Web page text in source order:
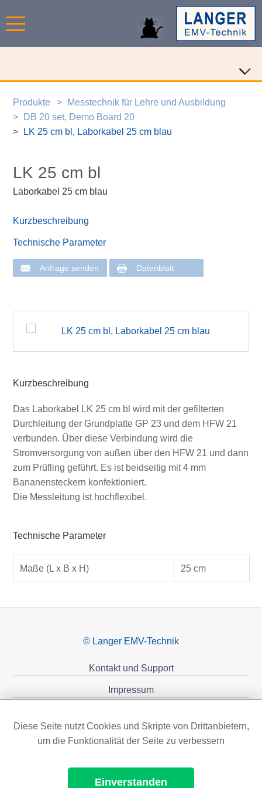
Produkte
Messtechnik für Lehre und Ausbildung
DB 20 set, Demo Board 20
LK 25 cm bl, Laborkabel 25 cm blau
LK 25 cm bl
Laborkabel 25 cm blau
Kurzbeschreibung
Technische Parameter
Anfrage senden Datenblatt
Kurzbeschreibung
Das Laborkabel LK 25 cm bl wird mit der gefilterten
Durchleitung der Grundplatte GP 23 und dem HFW 21
verbunden. Über diese Verbindung wird die
Stromversorgung von außen über den HFW 21 und dann
zum Prüfling geführt. Es ist beidseitig mit 4 mm
Bananensteckern konfektioniert.
Die Messleitung ist hochflexibel.
Technische Parameter
Maße (L x B x H) 25 cm
© Langer EMV-Technik
Kontakt und Support
Impressum
Diese Seite nutzt Cookies und Skripte von Drittanbietern,
um die Funktionalität der Seite zu verbessern
Einverstanden